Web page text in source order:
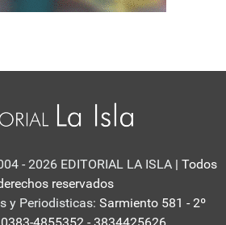
- 2026 EDITORIAL LA ISLA | Todos
reservados
y Periodisticas: Sarmiento 581 - 2º